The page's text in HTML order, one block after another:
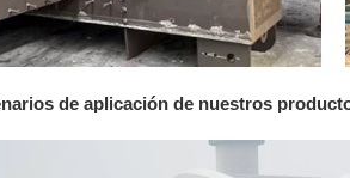
de aplicación de nuestros